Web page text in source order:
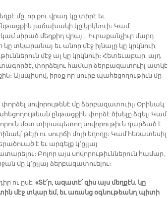
մը, որ քու վրադ կը տիրէ եւ
յաճախակի կը կրկնուի։ Կամ
սիրած մեղքիդ վրայ… Իւրաքանչիւր մարդ
կը տկարանայ եւ անոր մէջ իյնալը կը կրկնուի,
մէջ ալ կը կրկնուի։ Հետեւաբար, այդ
փորձելու համար ձերբազատուիլ ատկէ
Այսպիսով, իրօք որ սուրբ պահեցողութիւն մը
սովորութենէ մը ձերբազատուիլ։ Օրինակ.
ընթացքին փորձէ ծխելը ձգել։ Կամ
որուն մօտ տիրապետող սովորութիւն դարձած է
թէյի ու սուրճի մոլի եղողը։ Կամ հեռատեսիլ
է եւ արգելք կ՚ըլլայ
Բոլոր այս սովորութիւններուն համար,
մը կ՚ըլլայ ձերբազատուելու։
ու ըսէ. «Տէ՛ր, ազատէ՛ զիս այս մեղքէն. կը
մէջ տկար եմ, եւ առանց օգնութեանդ պիտի